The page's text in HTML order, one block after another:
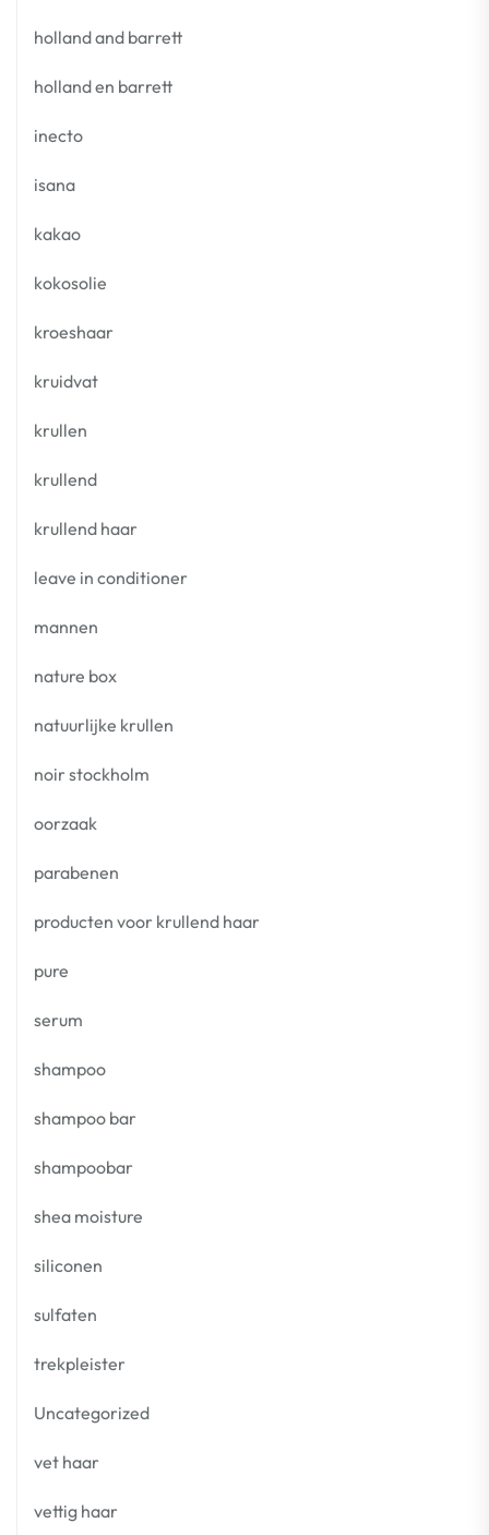
holland and barrett
holland en barrett
inecto
isana
kakao
kokosolie
kroeshaar
kruidvat
krullen
krullend
krullend haar
leave in conditioner
mannen
nature box
natuurlijke krullen
noir stockholm
oorzaak
parabenen
producten voor krullend haar
pure
serum
shampoo
shampoo bar
shampoobar
shea moisture
siliconen
sulfaten
trekpleister
Uncategorized
vet haar
vettig haar